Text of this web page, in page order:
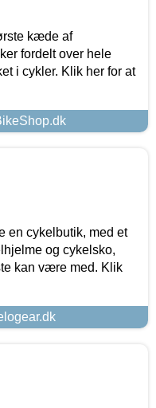
kæde af
fordelt over hele
i cykler. Klik her for at
en cykelbutik, med et
og cykelsko,
kan være med. Klik